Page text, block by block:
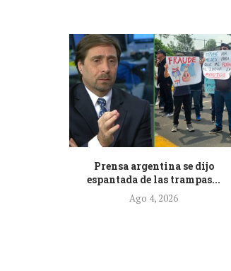
Prensa argentina se dijo
espantada de las trampas...
Ago 4, 2026